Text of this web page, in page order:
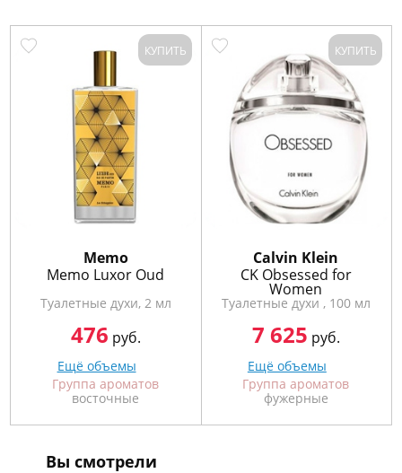
КУПИТЬ
Memo
Memo Luxor Oud
Туалетные духи, 2 мл
476 руб.
Ещё объемы
Группа ароматов
восточные
КУПИТЬ
Calvin Klein
CK Obsessed for
Women
Туалетные духи , 100 мл
7 625 руб.
Ещё объемы
Группа ароматов
фужерные
Вы смотрели